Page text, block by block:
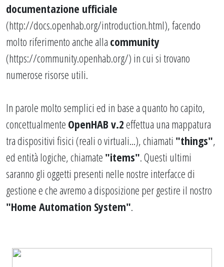
documentazione ufficiale
(http://docs.openhab.org/introduction.html), facendo
molto riferimento anche alla community
(https://community.openhab.org/) in cui si trovano
numerose risorse utili.
In parole molto semplici ed in base a quanto ho capito,
concettualmente OpenHAB v.2 effettua una mappatura
tra dispositivi fisici (reali o virtuali...), chiamati "things",
ed entità logiche, chiamate "items". Questi ultimi
saranno gli oggetti presenti nelle nostre interfacce di
gestione e che avremo a disposizione per gestire il nostro
"Home Automation System".